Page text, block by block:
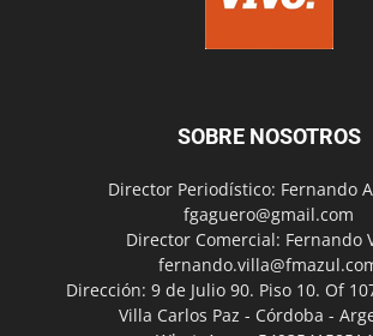
SOBRE NOSOTROS
Director Periodístico: Fernando
fgaguero@gmail.com
Director Comercial: Fernando
Dirección: 9 de Julio 90. Piso 10. Of
Villa Carlos Paz - Córdoba -